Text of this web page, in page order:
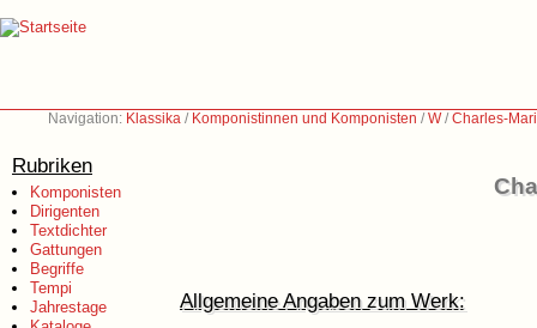
Navigation: Klassika / Komponistinnen und Komponisten /W/Charles-
Rubriken
Komponisten
Dirigenten
Textdichter
Gattungen
Begriffe
Tempi
Jahrestage
Allgemeine Angaben zum Werk: